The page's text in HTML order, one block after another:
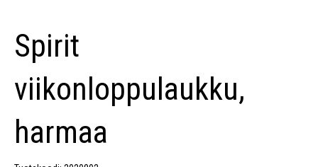
Spirit
viikonloppulaukku,
harmaa